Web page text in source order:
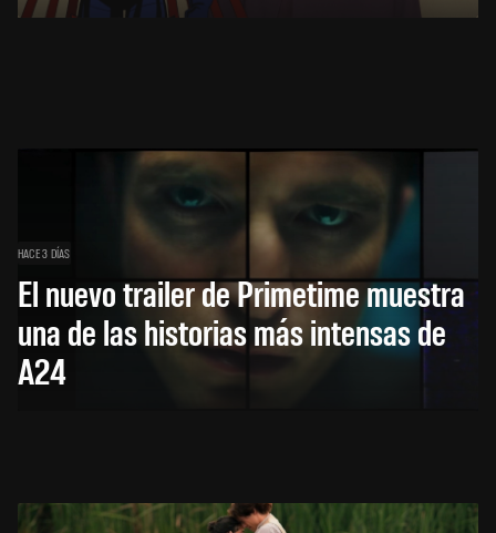
HACE 3 DÍAS
El nuevo trailer de Primetime muestra
una de las historias más intensas de
A24